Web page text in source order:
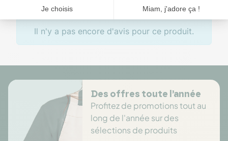
Il n'y a pas encore d'avis pour ce produit.
Des offres toute l’année
Profitez de promotions tout au
long de l'année sur des
sélections de produits